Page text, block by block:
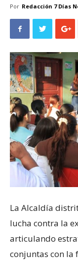
Por Redacción 7 Días
La Alcaldía
lucha contra la
articulando
conjuntas con la